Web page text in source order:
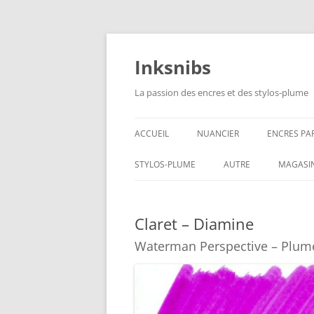
Aller
contenu
Inksnibs
La passion des encres et des stylos-plume
ACCUEIL NUANCIER ENCRES
ENCRES
ENCRES
ENCRES
ENCRES
STYLOS-PLUME AUTRE
CULINAIRE
Claret – Diamine
Waterman Perspective –